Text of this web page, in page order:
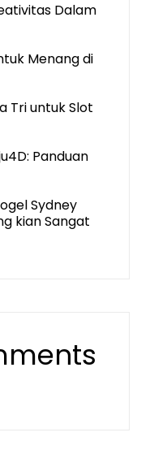
Dalam
Menang di
Tri untuk Slot
Panduan
Sydney
kian Sangat